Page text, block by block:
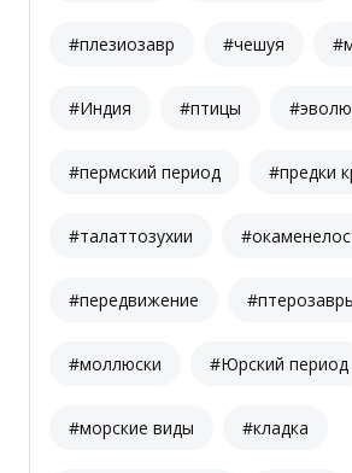
#плезиозавр #чешуя
#Индия #птицы
#пермский период #предки
#талаттозухии
#передвижение
#моллюски #Юрский период
#морские виды #кладка